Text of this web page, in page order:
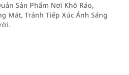
Sản Phẩm Nơi Khô Ráo,
Mát, Tránh Tiếp Xúc Ánh Sáng